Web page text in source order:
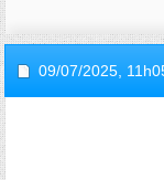
09/07/2025,